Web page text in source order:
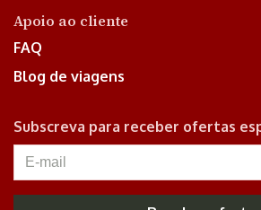
Apoio ao cliente
FAQ
Blog de viagens
Subscreva para receber ofertas